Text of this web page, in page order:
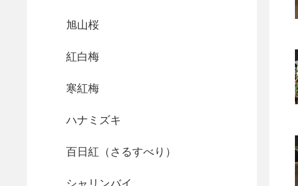
旭山桜
紅白梅
寒紅梅
ハナミズキ
百日紅（さるすべり）
シャリンバイ